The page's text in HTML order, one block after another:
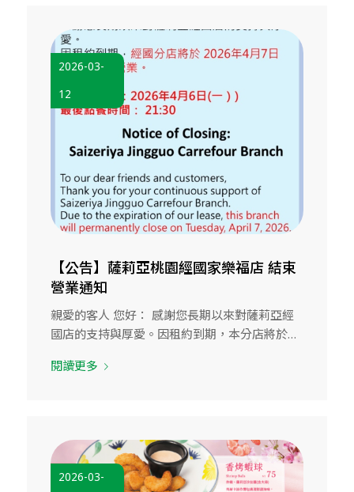
【公告】薩莉亞桃園經國家樂福店 結束
營業通知
2026-03-
12
親愛的客人 您好： 感謝您長期以來對薩莉亞經
國店的支持與厚愛。因租約到期，本分店將於…
閱讀更多
2026-03-